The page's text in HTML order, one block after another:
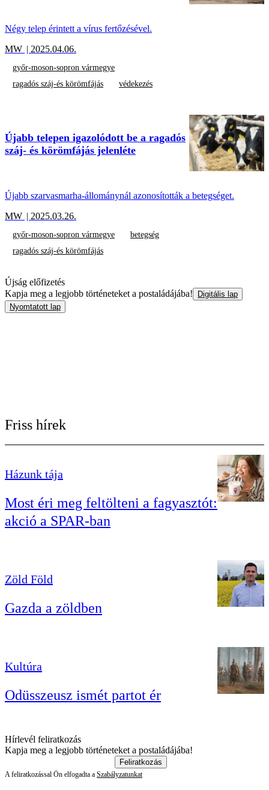
Négy telep érintett a vírus fertőzésével.
MW | 2025.04.06.
győr-moson-sopron vármegye
ragadós száj-és körömfájás
védekezés
Újabb telepen igazolódott be a ragadós
száj- és körömfájás jelenléte
Újabb szarvasmarha-állománynál azonosították a betegséget.
MW | 2025.03.26.
győr-moson-sopron vármegye
betegség
ragadós száj-és körömfájás
Újság előfizetés
Kapja meg a legjobb történeteket a postaládájába!
Digitális lap
Nyomtatott lap
Friss hírek
Házunk tája
Most éri meg feltölteni a fagyasztót:
akció a SPAR-ban
Zöld Föld
Gazda a zöldben
Kultúra
Odüsszeusz ismét partot ér
Hírlevél feliratkozás
Kapja meg a legjobb történeteket a postaládájába!
Feliratkozás
A feliratkozással Ön elfogadta a Szabályzatunkat